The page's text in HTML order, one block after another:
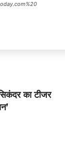
का टीजर